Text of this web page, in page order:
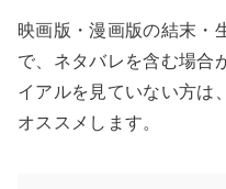
映画版・漫画版の結末・
で、ネタバレを含む場合
イアルを見ていない方は
オススメします。